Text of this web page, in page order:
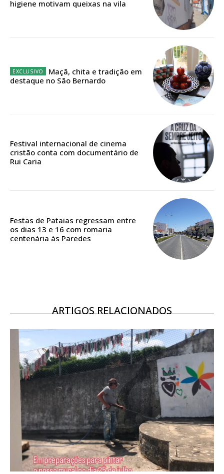
Escolha o plano de assinatura desejado:
ASSINATURA
Edição em papel entregue à Quinta-feira em sua
Acesso aos conteúdos Exclusivos para
assinantes
Ofertas para assinatura anual
DIGITAL ANUAL
16€
12 meses
Acesso ao conteúdo online
Acesso aos conteúdos Exclusivos para
assinantes
Ofertas para assinatura anual
higiene motivam queixas na vila
Maçã, chita e tradição em
destaque no São Bernardo
Festival internacional de cinema
cristão conta com documentário de
Rui Caria
Festas de Pataias regressam entre
os dias 13 e 16 com romaria
centenária às Paredes
ARTIGOS RELACIONADOS